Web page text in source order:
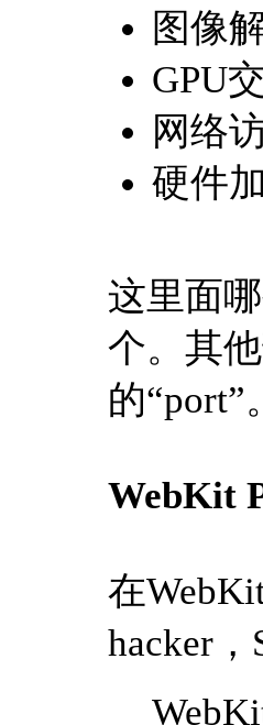
图像
GPU
网络
硬件
这里面
个。其
的
WebKit
在
hacker